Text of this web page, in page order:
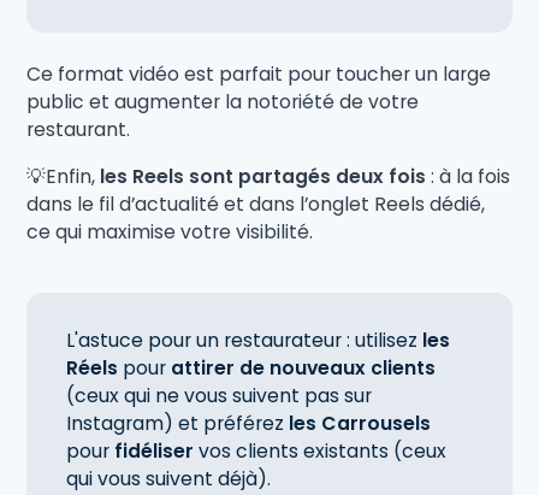
Ce format vidéo est parfait pour toucher un large
public et augmenter la notoriété de votre
restaurant.
💡Enfin, les Reels sont partagés deux fois : à la fois
dans le fil d’actualité et dans l’onglet Reels dédié,
ce qui maximise votre visibilité.
L'astuce pour un restaurateur : utilisez les
Réels pour attirer de nouveaux clients
(ceux qui ne vous suivent pas sur
Instagram) et préférez les Carrousels
pour fidéliser vos clients existants (ceux
qui vous suivent déjà).